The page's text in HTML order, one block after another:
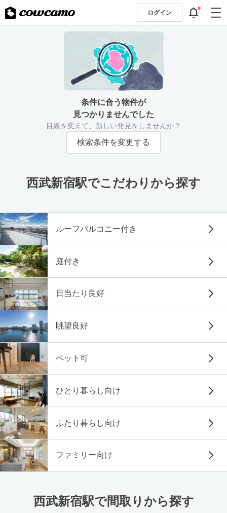
ログイン
条件に合う物件が
見つかりませんでした
目線を変えて、新しい発見をしませんか？
検索条件を変更する
西武新宿駅でこだわりから探す
ルーフバルコニー付き
庭付き
日当たり良好
眺望良好
ペット可
ひとり暮らし向け
ふたり暮らし向け
ファミリー向け
西武新宿駅で間取りから探す